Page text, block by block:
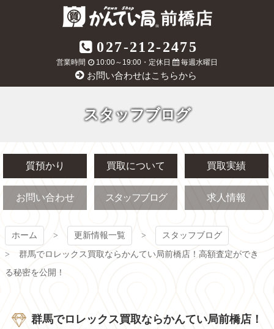
質屋かんてい局
前橋店
027-212-2475
営業時間 10:00～19:00・定休日 毎週水曜日
お問い合わせはこちらから
スタッフブログ
質預かり 買取について 買取実績
お問い合わせ スタッフブログ 求人情報
ホーム 更新情報一覧 スタッフブログ
群馬でロレックス買取ならかんてい局前橋店！高額査定ができ
る秘密を公開！
群馬でロレックス買取ならかんてい局前橋店！